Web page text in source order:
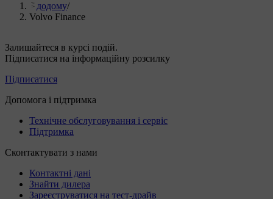
додому/
Volvo Finance